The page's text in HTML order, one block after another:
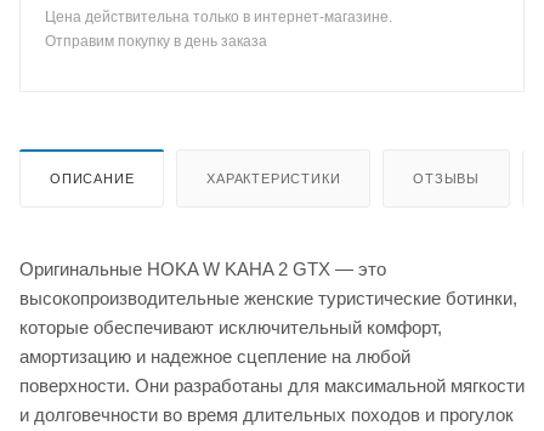
Цена действительна только в интернет-магазине.
Отправим покупку в день заказа
ОПИСАНИЕ ХАРАКТЕРИСТИКИ ОТЗЫВЫ
Оригинальные HOKA W KAHA 2 GTX — это
высокопроизводительные женские туристические ботинки,
которые обеспечивают исключительный комфорт,
амортизацию и надежное сцепление на любой
поверхности. Они разработаны для максимальной мягкости
и долговечности во время длительных походов и прогулок